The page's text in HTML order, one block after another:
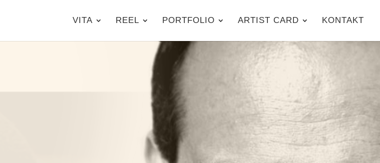
VITA REEL PORTFOLIO ARTIST CARD KONTAKT